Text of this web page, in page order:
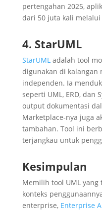
pertengahan 2025,
dari 50 juta kali melalui
4. StarUML
StarUML adalah tool
digunakan di kalangan
independen. Ia
seperti UML, ERD, dan
output dokumentasi
Marketplace-nya juga
tambahan. Tool ini
terjangkau untuk
Kesimpulan
Memilih tool UML
konteks
enterprise, Enterprise